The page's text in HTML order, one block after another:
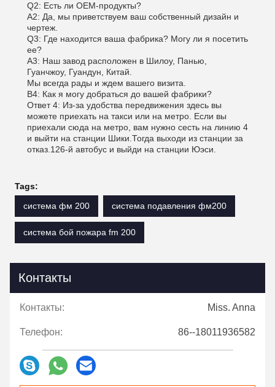
Q2: Есть ли OEM-продукты?
A2: Да, мы приветствуем ваш собственный дизайн и
чертеж.
Q3: Где находится ваша фабрика? Могу ли я посетить
ее?
A3: Наш завод расположен в Шилоу, Панью,
Гуанчжоу, Гуандун, Китай.
Мы всегда рады и ждем вашего визита.
В4: Как я могу добраться до вашей фабрики?
Ответ 4: Из-за удобства передвижения здесь вы
можете приехать на такси или на метро. Если вы
приехали сюда на метро, вам нужно сесть на линию 4
и выйти на станции Шики.Тогда выходи из станции за
отказ.126-й автобус и выйди на станции Юэси.
Tags:
система фм 200
система подавления фм200
система бой пожара fm 200
Контакты
Контакты: Miss. Anna
Телефон: 86--18011936582